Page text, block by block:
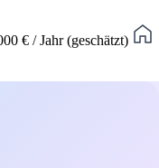
€ / Jahr (geschätzt)